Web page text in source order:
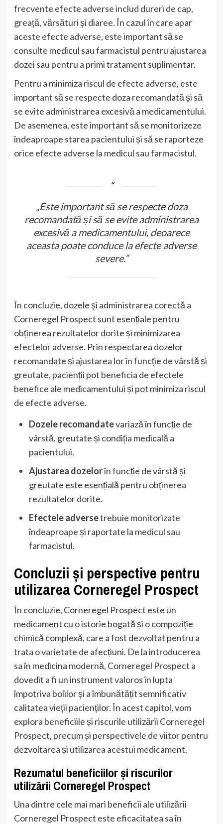
frecvente efecte adverse includ dureri de cap,
greață, vărsături și diaree. În cazul în care apar
aceste efecte adverse, este important să se
consulte medicul sau farmacistul pentru ajustarea
dozei sau pentru a primi tratament suplimentar.
Pentru a minimiza riscul de efecte adverse, este
important să se respecte doza recomandată și să
se evite administrarea excesivă a medicamentului.
De asemenea, este important să se monitorizeze
îndeaproape starea pacientului și să se raporteze
orice efecte adverse la medicul sau farmacistul.
„Este important să se respecte doza
recomandată și să se evite administrarea
excesivă a medicamentului, deoarece
aceasta poate conduce la efecte adverse
severe.”
În concluzie, dozele și administrarea corectă a
Corneregel Prospect sunt esențiale pentru
obținerea rezultatelor dorite și minimizarea
efectelor adverse. Prin respectarea dozelor
recomandate și ajustarea lor în funcție de vârstă și
greutate, pacienții pot beneficia de efectele
benefice ale medicamentului și pot minimiza riscul
de efecte adverse.
Dozele recomandatevariază în funcție de
vârstă, greutate și condiția medicală a
pacientului.
Ajustarea dozelorîn funcție de vârstă și
greutate este esențială pentru obținerea
rezultatelor dorite.
Efectele adversetrebuie monitorizate
îndeaproape și raportate la medicul sau
farmacistul.
Concluzii și perspective pentru
utilizarea Corneregel Prospect
În concluzie, Corneregel Prospect este un
medicament cu o istorie bogată și o compoziție
chimică complexă, care a fost dezvoltat pentru a
trata o varietate de afecțiuni. De la introducerea
sa în medicina modernă, Corneregel Prospect a
dovedit a fi un instrument valoros în lupta
împotriva bolilor și a îmbunătățit semnificativ
calitatea vieții pacienților. În acest capitol, vom
explora beneficiile și riscurile utilizării Corneregel
Prospect, precum și perspectivele de viitor pentru
dezvoltarea și utilizarea acestui medicament.
Rezumatul beneficiilor și riscurilor
utilizării Corneregel Prospect
Una dintre cele mai mari beneficii ale utilizării
Corneregel Prospect este eficacitatea sa în